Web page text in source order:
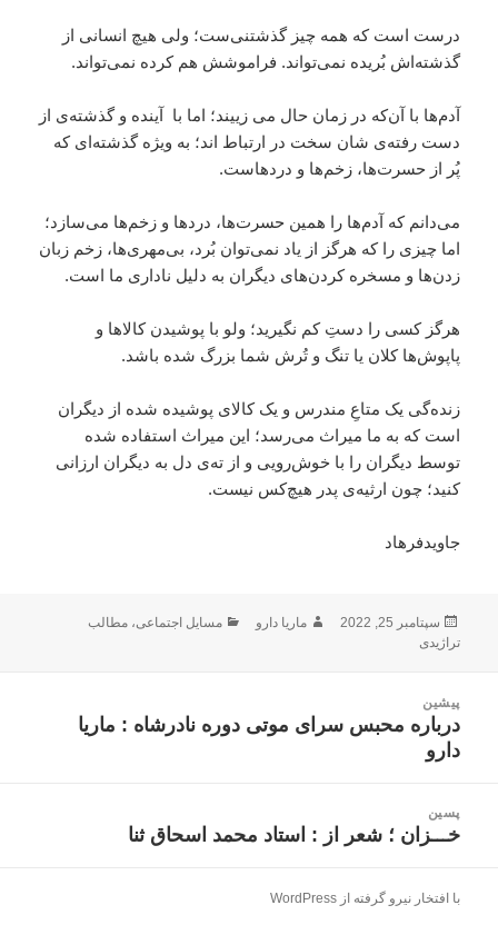
درست است که همه چیز گذشتنی‌ست؛ ولی هیچ انسانی از
گذشته‌اش بُریده نمی‌تواند. فراموشش هم کرده نمی‌تواند.
آدم‌ها با آن‌که در زمان حال می زییند؛ اما با آینده و گذشته‌ی از
دست‌ رفته‌ی شان سخت در ارتباط اند؛ به ویژه گذشته‌ای که
پُر از حسرت‌ها، زخم‌ها و دردهاست.
می‌دانم که آدم‌ها را همین حسرت‌ها، دردها و زخم‌ها می‌سازد؛
اما چیزی را که هرگز از یاد نمی‌توان بُرد، بی‌مهری‌ها، زخم زبان
زدن‌ها و مسخره کردن‌های دیگران به دلیل ناداری ما است.
هرگز کسی را دستِ کم نگیرید؛ ولو با پوشیدن کالاها و
پاپوش‌ها کلان یا تنگ و تُرش شما بزرگ شده باشد.
زنده‌گی یک متاعِ مندرس و یک کالای پوشیده شده از دیگران
است که به ما میراث می‌رسد؛ این میراث استفاده شده
توسط دیگران را با خوش‌رویی و از ته‌ی دل به دیگران ارزانی
کنید؛ چون ارثیه‌ی پدر هیچ‌کس نیست.
جاویدفرهاد
ارسال
شده
سپتامبر 25, 2022 نویسنده
ماریا دارو دسته‌ها
مسایل اجتماعی،مطالب
تراژیدی
نوشتهپیشین
نوشته
قبلی:
درباره محبس سرای موتی دوره نادرشاه : ماریا
دارو
پسین
نوشته
خـــزان ؛ شعر از : استاد محمد اسحاق ثنا
با افتخار نیرو گرفته از WordPress